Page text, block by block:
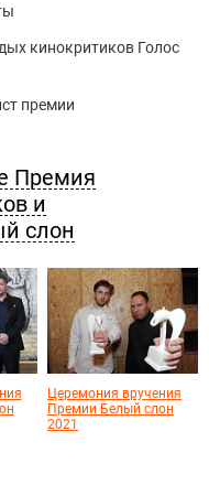
кинокритиков Голос
премии
Премия
и
слон
Церемония вручения
Премии Белый слон
2021